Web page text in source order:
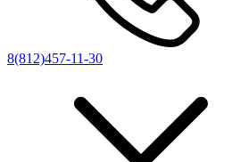
8(812)457-11-30